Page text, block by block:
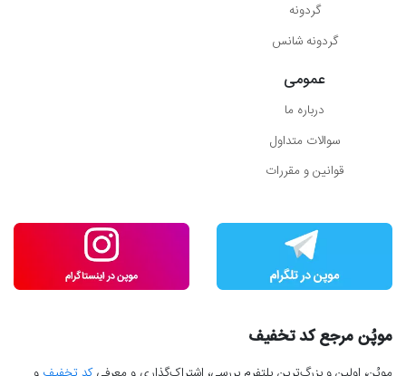
گردونه
گردونه شانس
عمومی
درباره ما
سوالات متداول
قوانین و مقررات
موپُن مرجع کد تخفیف